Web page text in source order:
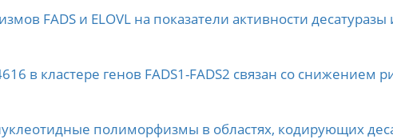
FADS и ELOVL на показатели активности
в кластере генов FADS1-FADS2 связан со снижением
полиморфизмы в областях, кодирующих